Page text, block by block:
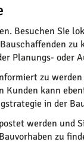
Besuchen Sie
zu
Planungs- oder
zu
Kunden kann
in der
werden und
zu